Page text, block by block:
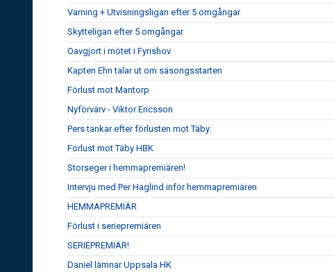
Varning + Utvisningsligan efter 5 omgångar
Skytteligan efter 5 omgångar
Oavgjort i mötet i Fyrishov
Kapten Ehn talar ut om säsongsstarten
Förlust mot Mantorp
Nyförvärv - Viktor Ericsson
Pers tankar efter förlusten mot Täby.
Förlust mot Täby HBK
Storseger i hemmapremiären!
Intervju med Per Haglind inför hemmapremiären
HEMMAPREMIÄR
Förlust i seriepremiären
SERIEPREMIÄR!
Daniel lämnar Uppsala HK